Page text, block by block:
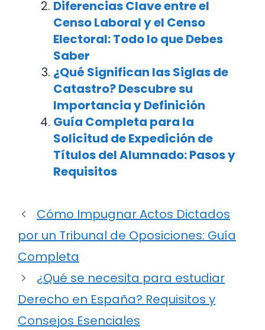
Diferencias Clave entre el
Censo Laboral y el Censo
Electoral: Todo lo que Debes
Saber
¿Qué Significan las Siglas de
Catastro? Descubre su
Importancia y Definición
Guía Completa para la
Solicitud de Expedición de
Títulos del Alumnado: Pasos y
Requisitos
Cómo Impugnar Actos Dictados
por un Tribunal de Oposiciones: Guía
Completa
¿Qué se necesita para estudiar
Derecho en España? Requisitos y
Consejos Esenciales